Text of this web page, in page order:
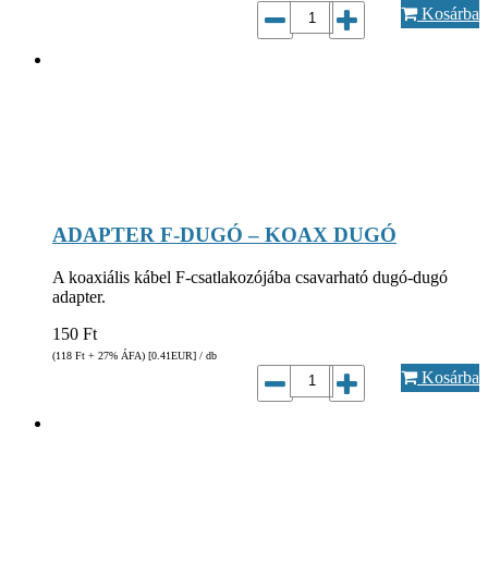
Kosárba
ADAPTER F-DUGÓ – KOAX DUGÓ
A koaxiális kábel F-csatlakozójába csavarható dugó-dugó
adapter.
150 Ft
(118 Ft + 27% ÁFA) [0.41EUR] / db
Kosárba